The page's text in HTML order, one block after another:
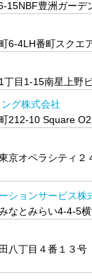
15NBF豊洲ガーデ
6-4LH番町スクエ
丁目1-15南星上野
グ株式会社
212-10 Square O2
京オペラシティ２
ションサービス株
なとみらい4-4-5
八丁目４番１３